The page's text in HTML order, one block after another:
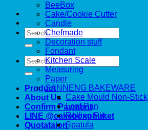
Search
for:
Search
for:
Product
About Us
Confirm Payment
LINE @cakeboxphuket
Quotataion
BeeBox
Cake/Cookie Cutter
Candle
Chefmade
Decoration stuff
Fondant
Kitchen Scale
Measuring
Paper
SANNENG BAKEWARE
Cake Mould Non-Stick
Loaf Pan
Rolling Pin
Spatula